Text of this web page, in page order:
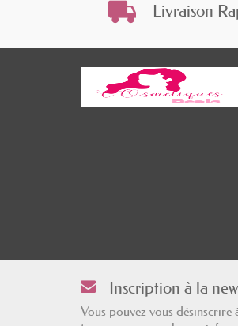
Livraison
Inscription à la
Vous pouvez vous désinscrire